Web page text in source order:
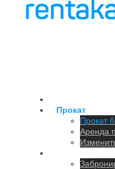
Прокат
Прокат
Аренда